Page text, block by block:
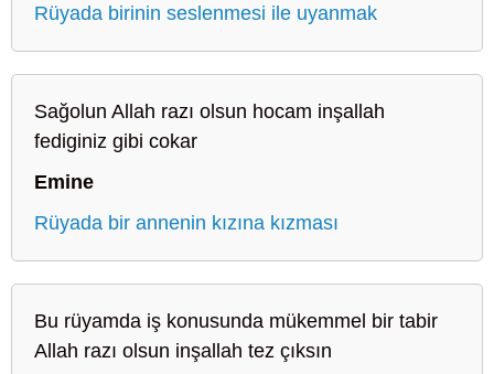
Rüyada birinin seslenmesi ile uyanmak
Sağolun Allah razı olsun hocam inşallah
fediginiz gibi cokar
Emine
Rüyada bir annenin kızına kızması
Bu rüyamda iş konusunda mükemmel bir tabir
Allah razı olsun inşallah tez çıksın